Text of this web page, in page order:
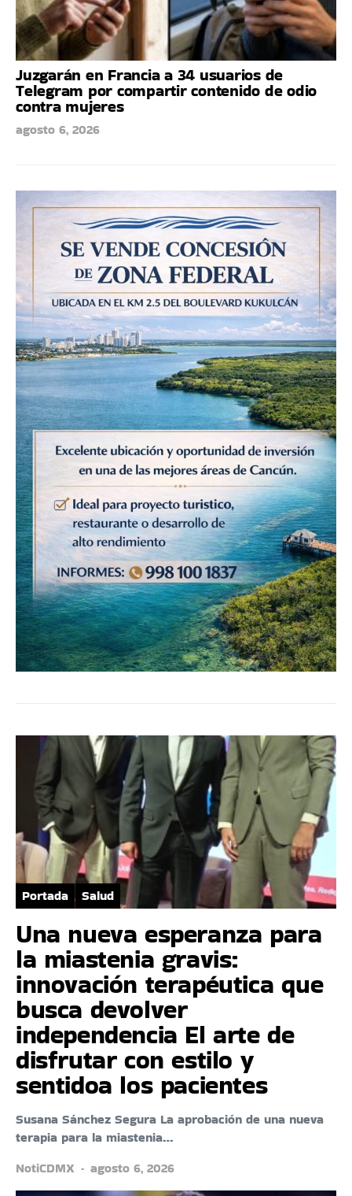
Juzgarán en Francia a 34 usuarios de
Telegram por compartir contenido de odio
contra mujeres
agosto 6, 2026
Portada Salud
Una nueva esperanza para
la miastenia gravis:
innovación terapéutica que
busca devolver
independencia El arte de
disfrutar con estilo y
sentidoa los pacientes
Susana Sánchez Segura La aprobación de una nueva
terapia para la miastenia…
NotiCDMX
agosto 6, 2026